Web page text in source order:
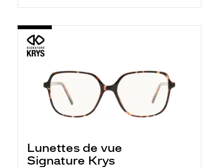
Lunettes de vue
Signature Krys